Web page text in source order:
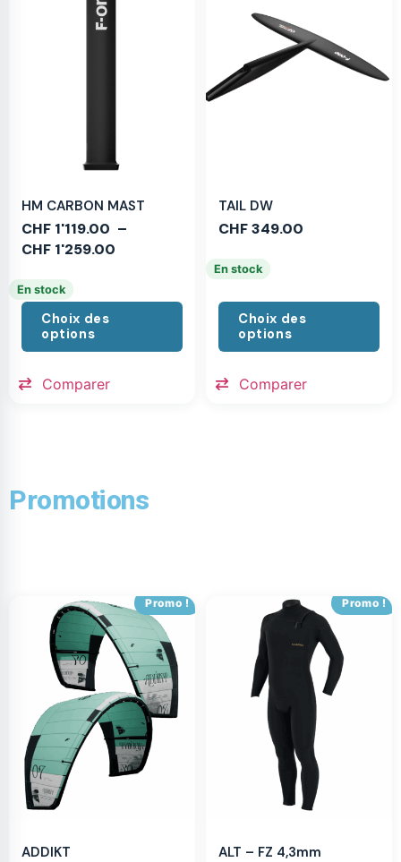
HM CARBON MAST
CHF 1'119.00 –
CHF 1'259.00
En stock
Choix des
options
Comparer
TAIL DW
CHF349.00
En stock
Choix des
options
Comparer
Promotions
Promo !
ADDIKT
Promo !
ALT – FZ 4,3mm